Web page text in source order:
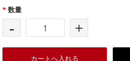
* 数量
- +
カートへ入れる